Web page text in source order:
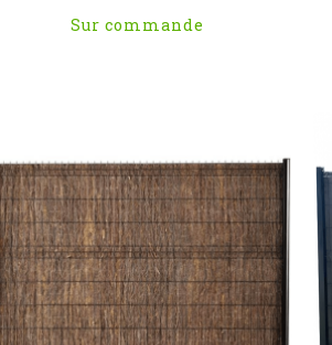
Sur commande